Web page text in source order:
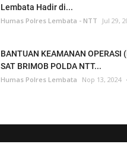
Lembata Hadir di...
Humas Polres Lembata - NTT Jul 29,
BANTUAN KEAMANAN OPERASI
SAT BRIMOB POLDA NTT...
Humas Polres Lembata Nop 13, 2024